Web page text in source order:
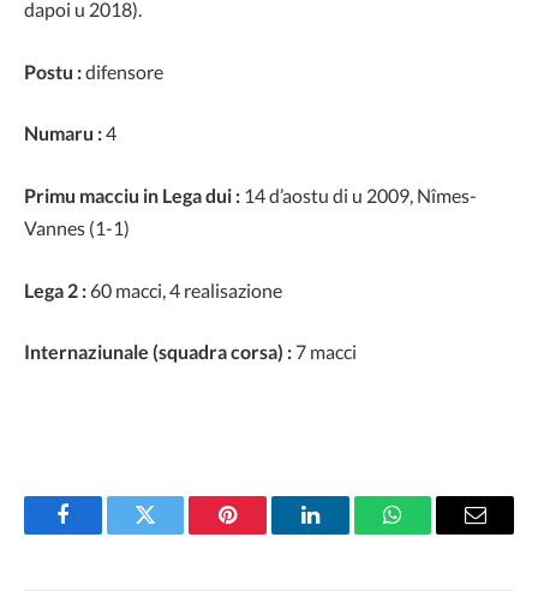
dapoi u 2018).
Postu :difensore
Numaru :4
Primu macciu in Lega dui : 14 d’aostu di u 2009, Nîmes-
Vannes (1-1)
Lega 2 :60 macci, 4 realisazione
Internaziunale (squadra corsa) : 7 macci
FacebookTwitter Pinterest LinkedInWhatsAppEmail